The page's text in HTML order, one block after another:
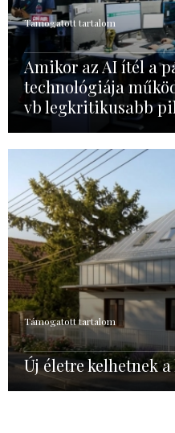
Támogatott tartalom
Amikor az AI ítél a
technológiája
vb legkritikusabb
Támogatott tartalom
Új életre kelhetnek